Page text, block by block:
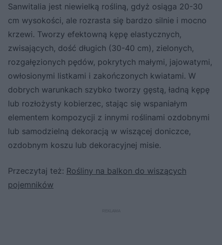
Sanwitalia jest niewielką rośliną, gdyż osiąga 20-30
cm wysokości, ale rozrasta się bardzo silnie i mocno
krzewi. Tworzy efektowną kępę elastycznych,
zwisających, dość długich (30-40 cm), zielonych,
rozgałęzionych pędów, pokrytych małymi, jajowatymi,
owłosionymi listkami i zakończonych kwiatami. W
dobrych warunkach szybko tworzy gęstą, ładną kępę
lub rozłożysty kobierzec, stając się wspaniałym
elementem kompozycji z innymi roślinami ozdobnymi
lub samodzielną dekoracją w wiszącej doniczce,
ozdobnym koszu lub dekoracyjnej misie.
Przeczytaj też: Rośliny na balkon do wiszących
pojemników